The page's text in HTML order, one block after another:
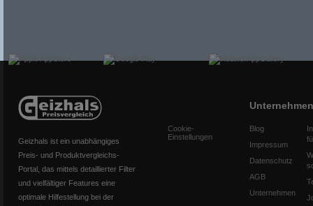
Geizhals ist ein unabhängiges
Preis- und Produktvergleichs-
Portal, das mittels detaillierter Filter
und vielfältiger Features eine
optimale Hilfestellung bei der
Cookie-
Einstellungen
Unternehmen
Blog
Impressum
Datenschutz
AGB
Unternehmen